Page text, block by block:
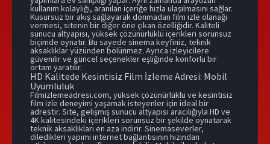
kullanım kolaylığı, aranılan içeriğe hızla ulaşılmasını sağlar.
Kusursuz bir akış sağlayarak donmadan film izle olanağı
vermesi, sitenin bir diğer öne çıkan özelliğidir. Kaliteli
sunucu altyapısı, yüksek çözünürlüklü içerikleri sorunsuz
biçimde oynatır. Bu sayede sinema keyfiniz, teknik
aksaklıklar yüzünden bölünmez. Ayrıca izleyicilere
güvenilir ve güncel seçenekler eşliğinde konforlu bir
ortam yaratılır.
HD Kalitede Kesintisiz Film İzleme Adresi: Mobil
Uyumluluk
Filmizlemeadresi.com, yüksek çözünürlüklü ve kesintisiz
film izle deneyimi yaşamak isteyenler için ideal bir
adrestir. Site, gelişmiş sunucu altyapısı aracılığıyla HD ve
4K kalitesindeki içerikleri sorunsuz bir şekilde oynatarak
teknik aksaklıkları en aza indirir. Sinemaseverler,
diledikleri yapımı internet bağlantısının hızından